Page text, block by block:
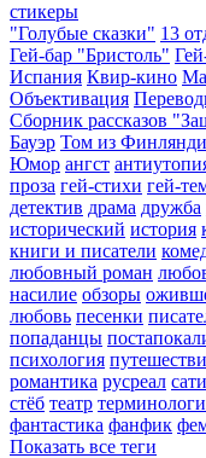
стикеры
"Голубые сказки" 13
Гей-бар "Бристоль"
Испания Квир-кино
Объективация
Сборник рассказов
Бауэр Том из
Юмор ангст
проза гей-стихи гей-
детектив драма дружба
исторический история
книги и писатели
любовный роман
насилие обзоры
любовь песенки
попаданцы
психология
романтика русреал
стёб театр
фантастика фанфик
Показать все теги